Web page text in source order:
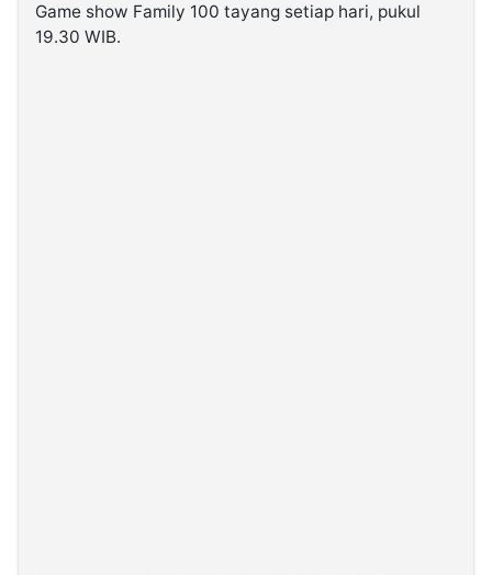
Kabarbaru.co
2026
Game show Family 100 tayang setiap hari, pukul
19.30 WIB.